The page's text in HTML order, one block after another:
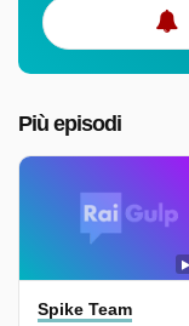
Più episodi
Spike Team